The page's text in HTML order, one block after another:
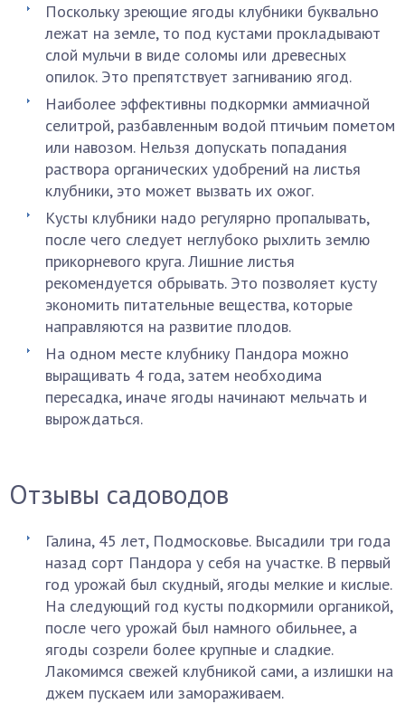
Поскольку зреющие ягоды клубники буквально
лежат на земле, то под кустами прокладывают
слой мульчи в виде соломы или древесных
опилок. Это препятствует загниванию ягод.
Наиболее эффективны подкормки аммиачной
селитрой, разбавленным водой птичьим пометом
или навозом. Нельзя допускать попадания
раствора органических удобрений на листья
клубники, это может вызвать их ожог.
Кусты клубники надо регулярно пропалывать,
после чего следует неглубоко рыхлить землю
прикорневого круга. Лишние листья
рекомендуется обрывать. Это позволяет кусту
экономить питательные вещества, которые
направляются на развитие плодов.
На одном месте клубнику Пандора можно
выращивать 4 года, затем необходима
пересадка, иначе ягоды начинают мельчать и
вырождаться.
Отзывы садоводов
Галина, 45 лет, Подмосковье. Высадили три года
назад сорт Пандора у себя на участке. В первый
год урожай был скудный, ягоды мелкие и кислые.
На следующий год кусты подкормили органикой,
после чего урожай был намного обильнее, а
ягоды созрели более крупные и сладкие.
Лакомимся свежей клубникой сами, а излишки на
джем пускаем или замораживаем.